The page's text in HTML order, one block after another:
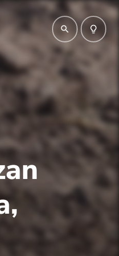
search lightbulb_outline